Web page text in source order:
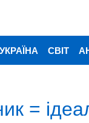
УКРАЇНА СВІТ
=